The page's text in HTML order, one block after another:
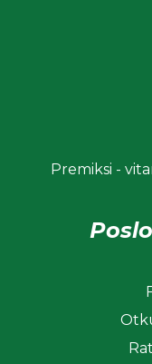
Premiksi -